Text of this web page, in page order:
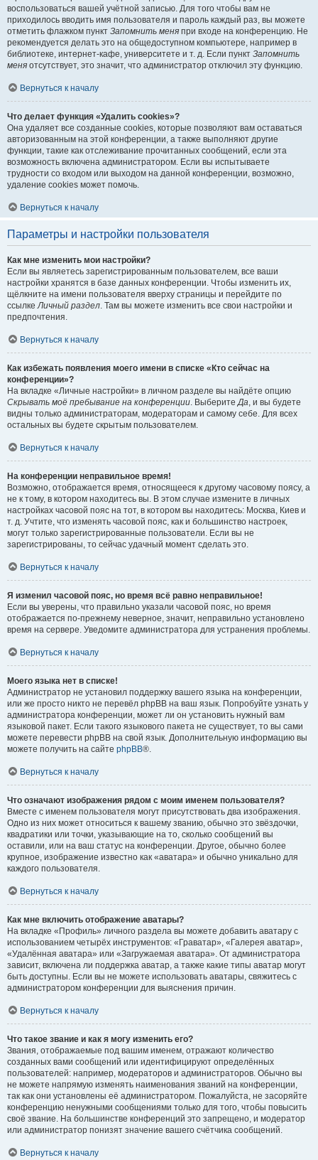
воспользоваться вашей учётной записью. Для того чтобы вам не
приходилось вводить имя пользователя и пароль каждый раз, вы можете
отметить флажком пункт Запомнить меня при входе на конференцию. Не
рекомендуется делать это на общедоступном компьютере, например в
библиотеке, интернет-кафе, университете и т. д. Если пункт Запомнить
меня отсутствует, это значит, что администратор отключил эту функцию.
Вернуться к началу
Что делает функция «Удалить cookies»?
Она удаляет все созданные cookies, которые позволяют вам оставаться
авторизованным на этой конференции, а также выполняют другие
функции, такие как отслеживание прочитанных сообщений, если эта
возможность включена администратором. Если вы испытываете
трудности со входом или выходом на данной конференции, возможно,
удаление cookies может помочь.
Вернуться к началу
Параметры и настройки пользователя
Как мне изменить мои настройки?
Если вы являетесь зарегистрированным пользователем, все ваши
настройки хранятся в базе данных конференции. Чтобы изменить их,
щёлкните на имени пользователя вверху страницы и перейдите по
ссылкеЛичный раздел. Там вы можете изменить все свои настройки и
предпочтения.
Вернуться к началу
Как избежать появления моего имени в списке «Кто сейчас на
конференции»?
На вкладке «Личные настройки» в личном разделе вы найдёте опцию
Скрывать моё пребывание на конференции. ВыберитеДа, и вы будете
видны только администраторам, модераторам и самому себе. Для всех
остальных вы будете скрытым пользователем.
Вернуться к началу
На конференции неправильное время!
Возможно, отображается время, относящееся к другому часовому поясу, а
не к тому, в котором находитесь вы. В этом случае измените в личных
настройках часовой пояс на тот, в котором вы находитесь: Москва, Киев и
т. д. Учтите, что изменять часовой пояс, как и большинство настроек,
могут только зарегистрированные пользователи. Если вы не
зарегистрированы, то сейчас удачный момент сделать это.
Вернуться к началу
Я изменил часовой пояс, но время всё равно неправильное!
Если вы уверены, что правильно указали часовой пояс, но время
отображается по-прежнему неверное, значит, неправильно установлено
время на сервере. Уведомите администратора для устранения проблемы.
Вернуться к началу
Моего языка нет в списке!
Администратор не установил поддержку вашего языка на конференции,
или же просто никто не перевёл phpBB на ваш язык. Попробуйте узнать у
администратора конференции, может ли он установить нужный вам
языковой пакет. Если такого языкового пакета не существует, то вы сами
можете перевести phpBB на свой язык. Дополнительную информацию вы
можете получить на сайте phpBB®.
Вернуться к началу
Что означают изображения рядом с моим именем пользователя?
Вместе с именем пользователя могут присутствовать два изображения.
Одно из них может относиться к вашему званию, обычно это звёздочки,
квадратики или точки, указывающие на то, сколько сообщений вы
оставили, или на ваш статус на конференции. Другое, обычно более
крупное, изображение известно как «аватара» и обычно уникально для
каждого пользователя.
Вернуться к началу
Как мне включить отображение аватары?
На вкладке «Профиль» личного раздела вы можете добавить аватару с
использованием четырёх инструментов: «Граватар», «Галерея аватар»,
«Удалённая аватара» или «Загружаемая аватара». От администратора
зависит, включена ли поддержка аватар, а также какие типы аватар могут
быть доступны. Если вы не можете использовать аватары, свяжитесь с
администратором конференции для выяснения причин.
Вернуться к началу
Что такое звание и как я могу изменить его?
Звания, отображаемые под вашим именем, отражают количество
созданных вами сообщений или идентифицируют определённых
пользователей: например, модераторов и администраторов. Обычно вы
не можете напрямую изменять наименования званий на конференции,
так как они установлены её администратором. Пожалуйста, не засоряйте
конференцию ненужными сообщениями только для того, чтобы повысить
своё звание. На большинстве конференций это запрещено, и модератор
или администратор понизят значение вашего счётчика сообщений.
Вернуться к началу